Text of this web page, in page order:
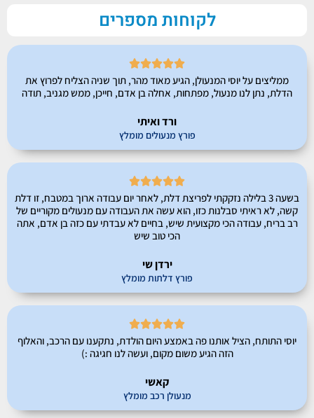
לקוחות מספרים





ממליצים על יוסי המנעולן, הגיע מאוד מהר, תוך שניה הצליח לפרוץ את
הדלת, נתן לנו מנעול, מפתחות, אחלה בן אדם, חייכן, ממש מגניב, תודה
ורד ואיתי
פורץ מנעולים מומלץ





בשעה 3 בלילה נזקקתי לפריצת דלת, לאחר יום עבודה ארוך במטבח, זו דלת
קשה, לא ראיתי סבלנות כזו, הוא עשה את העבודה עם מנעולים מקוריים של
רב בריח, עבודה הכי מקצועית שיש, בחיים לא עבדתי עם כזה בן אדם, אתה
הכי טוב שיש
ירדן שי
פורץ דלתות מומלץ





יוסי התותח, הציל אותנו פה באמצע היום הולדת, נתקענו עם הרכב, והאלוף
הזה הגיע משום מקום, ועשה לנו חגיגה :)
קאשי
מנעולן רכב מומלץ